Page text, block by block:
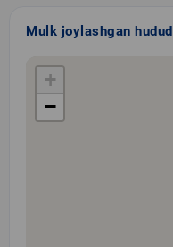
Mulk joylashgan hudud
+
−